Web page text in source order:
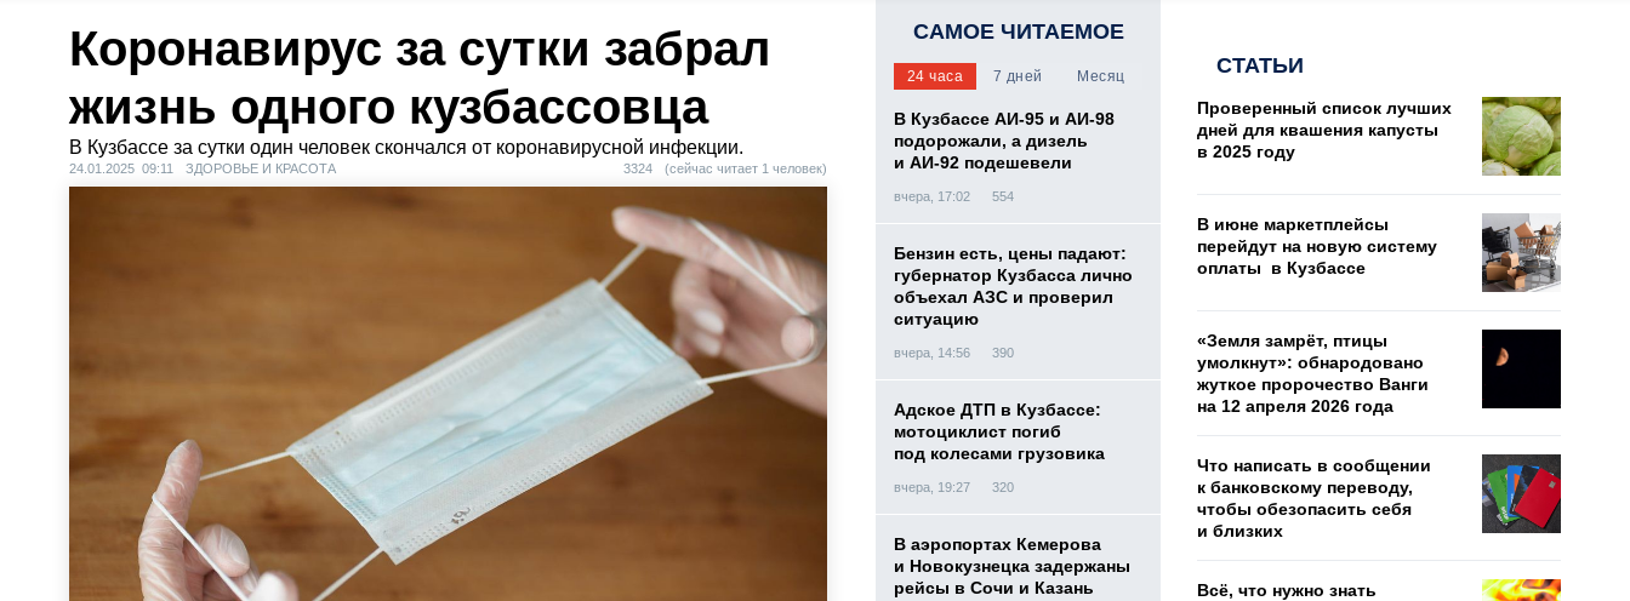
Коронавирус за сутки забрал
жизнь одного кузбассовца
В Кузбассе за сутки один человек скончался от коронавирусной инфекции.
24.01.2025 09:11 ЗДОРОВЬЕ И КРАСОТА 3324 (сейчас читает 1 человек)
САМОЕ ЧИТАЕМОЕ
24 часа 7 дней Месяц
В Кузбассе АИ-95 и АИ-98
подорожали, а дизель
и АИ-92 подешевели
вчера, 17:02 554
Бензин есть, цены падают:
губернатор Кузбасса лично
объехал АЗС и проверил
ситуацию
вчера, 14:56 390
Адское ДТП в Кузбассе:
мотоциклист погиб
под колесами грузовика
вчера, 19:27 320
В аэропортах Кемерова
и Новокузнецка задержаны
рейсы в Сочи и Казань
СТАТЬИ
Проверенный список лучших
дней для квашения капусты
в 2025 году
В июне маркетплейсы
перейдут на новую систему
оплаты в Кузбассе
«Земля замрёт, птицы
умолкнут»: обнародовано
жуткое пророчество Ванги
на 12 апреля 2026 года
Что написать в сообщении
к банковскому переводу,
чтобы обезопасить себя
и близких
Всё, что нужно знать